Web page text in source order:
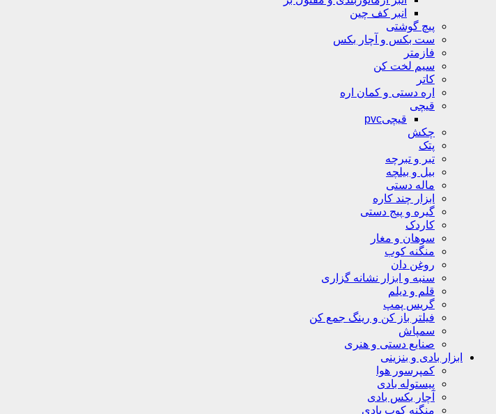
انبر کف چین
پیچ گوشتی
ست بکس و آچار بکس
فازمتر
سیم لخت کن
کاتر
اره دستی و کمان اره
قیچی
قیچیpvc
چکش
پتک
تبر و تبرچه
بیل و بیلچه
ماله دستی
ابزار چند کاره
گیره و پیج دستی
کاردک
سوهان و مغار
منگنه کوب
روغن دان
سنبه و ابزار نشانه گزاری
قلم و دیلم
گریس پمپ
فیلتر باز کن و رینگ جمع کن
سمپاش
صنایع دستی و هنری
ابزار بادی و بنزینی
کمپرسور هوا
پیستوله بادی
آچار بکس بادی
منگنه کوب بادی